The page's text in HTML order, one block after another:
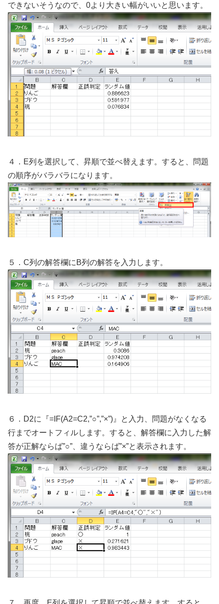
できないそうなので、0より大きい幅がいいと思います。
４．E列を選択して、昇順で並べ替えます。すると、問題
の順序がバラバラになります。
５．C列の解答欄にB列の解答を入力します。
６．D2に『=IF(A2=C2,”○”,”×”)』と入力、問題がなくなる
行までオートフィルします。すると、解答欄に入力した解
答が正解ならば”○”、違うならば”×”と表示されます。